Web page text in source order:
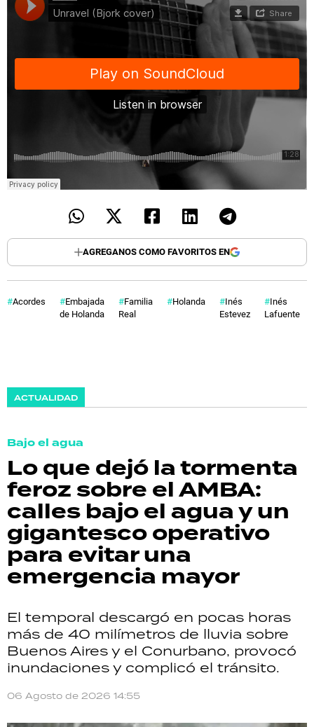
AGREGANOS COMO FAVORITOS EN
Acordes
Embajada
de Holanda
Familia
Real
Holanda
Inés
Estevez
Inés
Lafuente
ACTUALIDAD
Bajo el agua
Lo que dejó la tormenta
feroz sobre el AMBA:
calles bajo el agua y un
gigantesco operativo
para evitar una
emergencia mayor
El temporal descargó en pocas horas
más de 40 milímetros de lluvia sobre
Buenos Aires y el Conurbano, provocó
inundaciones y complicó el tránsito.
06 Agosto de 2026 14:55